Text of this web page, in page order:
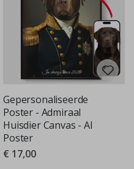
Gepersonaliseerde
Poster - Admiraal
Huisdier Canvas - AI
Poster
€ 17,00